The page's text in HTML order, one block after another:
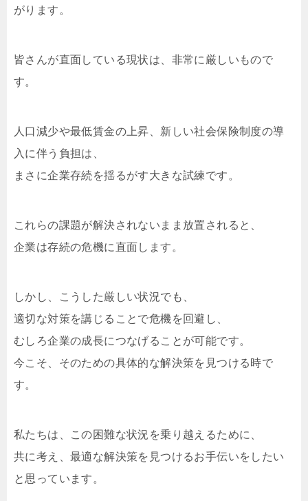
がります。
皆さんが直面している現状は、非常に厳しいもので
す。
人口減少や最低賃金の上昇、新しい社会保険制度の導
入に伴う負担は、
まさに企業存続を揺るがす大きな試練です。
これらの課題が解決されないまま放置されると、
企業は存続の危機に直面します。
しかし、こうした厳しい状況でも、
適切な対策を講じることで危機を回避し、
むしろ企業の成長につなげることが可能です。
今こそ、そのための具体的な解決策を見つける時で
す。
私たちは、この困難な状況を乗り越えるために、
共に考え、最適な解決策を見つけるお手伝いをしたい
と思っています。